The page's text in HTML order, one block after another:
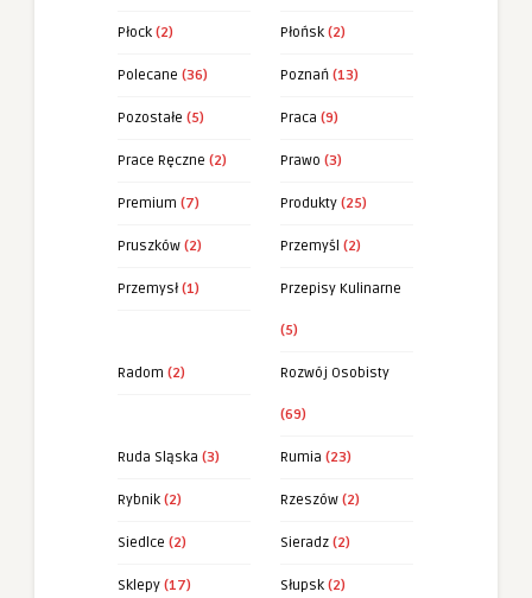
Płock (2) Płońsk (2)
Polecane (36) Poznań (13)
Pozostałe (5) Praca (9)
Prace Ręczne (2) Prawo (3)
Premium (7) Produkty (25)
Pruszków (2) Przemyśl (2)
Przemysł (1) Przepisy Kulinarne
(5)
Radom (2) Rozwój Osobisty
(69)
Ruda Sląska (3) Rumia (23)
Rybnik (2) Rzeszów (2)
Siedlce (2) Sieradz (2)
Sklepy (17) Słupsk (2)